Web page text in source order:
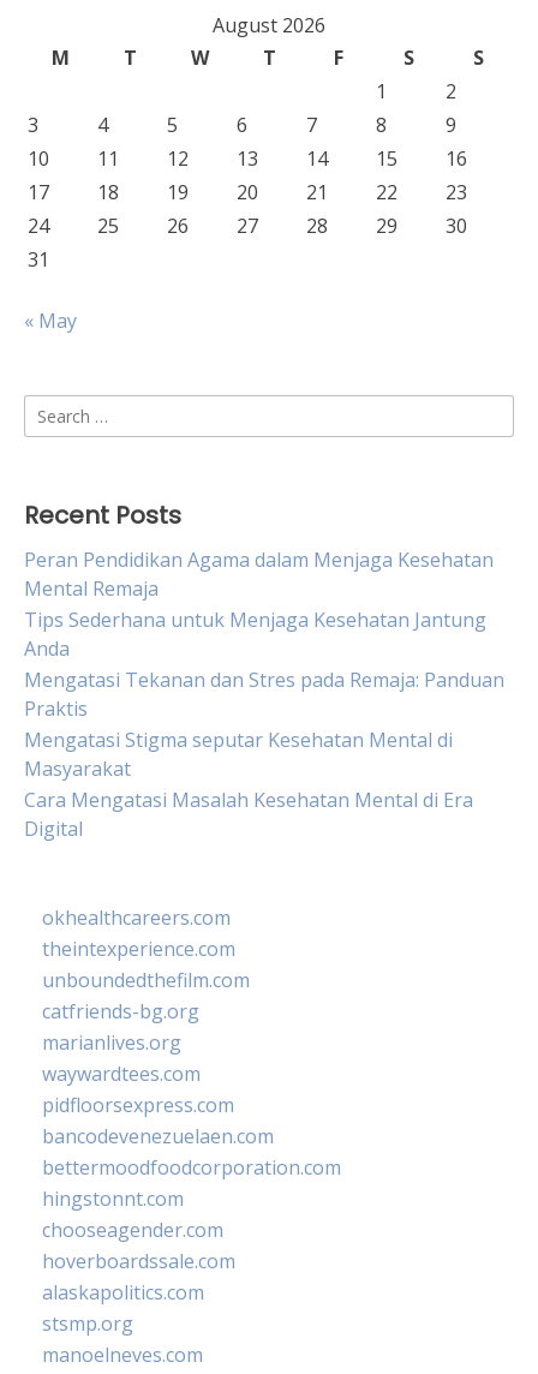
August 2026
M
T W T F S
S
1
2
3
4 5 6 7 8
9
10
11 12 13 14 15
16
17
18 19 20 21 22
23
24
25 26 27 28 29
30
31
« May
Search
for:
Recent Posts
Peran Pendidikan Agama dalam Menjaga Kesehatan
Mental Remaja
Tips Sederhana untuk Menjaga Kesehatan Jantung
Anda
Mengatasi Tekanan dan Stres pada Remaja: Panduan
Praktis
Mengatasi Stigma seputar Kesehatan Mental di
Masyarakat
Cara Mengatasi Masalah Kesehatan Mental di Era
Digital
okhealthcareers.com
theintexperience.com
unboundedthefilm.com
catfriends-bg.org
marianlives.org
waywardtees.com
pidfloorsexpress.com
bancodevenezuelaen.com
bettermoodfoodcorporation.com
hingstonnt.com
chooseagender.com
hoverboardssale.com
alaskapolitics.com
stsmp.org
manoelneves.com